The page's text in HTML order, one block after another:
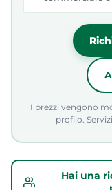
I prezzi vengono
profilo.
Hai una